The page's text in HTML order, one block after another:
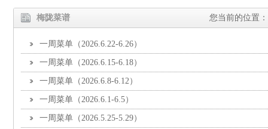
您当前的位置：
梅陇菜谱
一周菜单（2026.6.22-6.26）
一周菜单（2026.6.15-6.18）
一周菜单（2026.6.8-6.12）
一周菜单（2026.6.1-6.5）
一周菜单（2026.5.25-5.29）